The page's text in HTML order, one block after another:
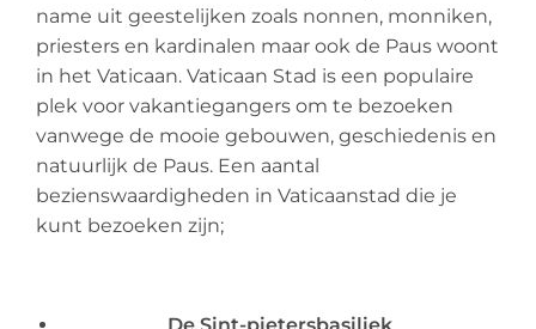
name uit geestelijken zoals nonnen, monniken,
priesters en kardinalen maar ook de Paus woont
in het Vaticaan. Vaticaan Stad is een populaire
plek voor vakantiegangers om te bezoeken
vanwege de mooie gebouwen, geschiedenis en
natuurlijk de Paus. Een aantal
bezienswaardigheden in Vaticaanstad die je
kunt bezoeken zijn;